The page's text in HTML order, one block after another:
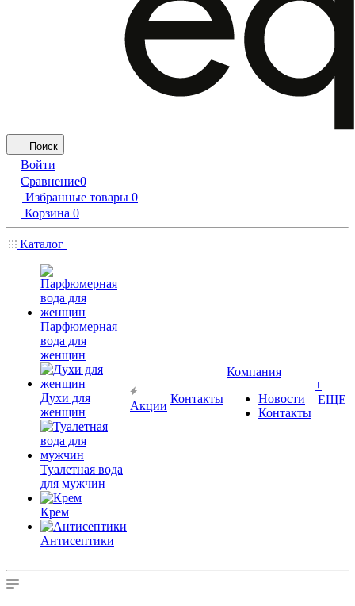
Поиск
Войти
Сравнение0
Избранные товары 0
Корзина 0
Каталог
Парфюмерная
вода для
женщин
Духи для
женщин
Туалетная вода
для мужчин
Крем
Антисептики
Акции
Контакты
Компания
Новости
Контакты
+
ЕЩЕ